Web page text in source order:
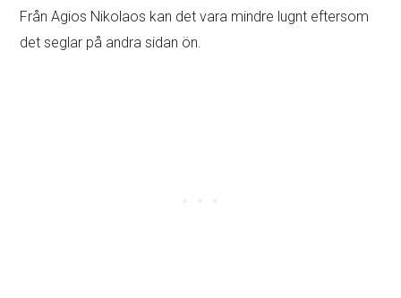
Från Agios Nikolaos kan det vara mindre lugnt eftersom
det seglar på andra sidan ön.